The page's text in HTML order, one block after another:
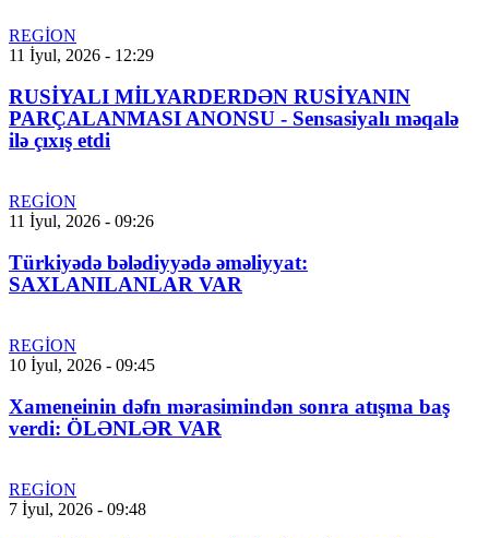
REGİON
11 İyul, 2026 - 12:29
RUSİYALI MİLYARDERDƏN RUSİYANIN
PARÇALANMASI ANONSU - Sensasiyalı məqalə
ilə çıxış etdi
REGİON
11 İyul, 2026 - 09:26
Türkiyədə bələdiyyədə əməliyyat:
SAXLANILANLAR VAR
REGİON
10 İyul, 2026 - 09:45
Xameneinin dəfn mərasimindən sonra atışma baş
verdi: ÖLƏNLƏR VAR
REGİON
7 İyul, 2026 - 09:48